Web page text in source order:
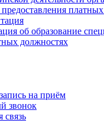
об образование
должностях
на приём
звонок
связь